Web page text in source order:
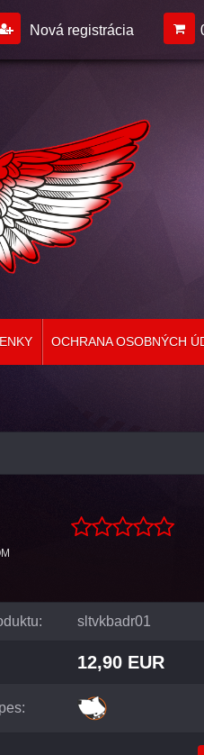
Nová registrácia
OCHRANA OSOBNÝCH
sltvkbadr01
12,90 EUR